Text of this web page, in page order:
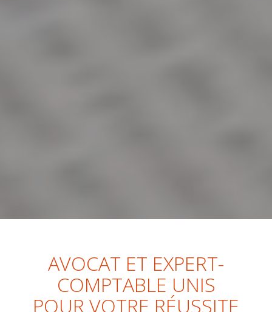
AVOCAT ET EXPERT-
COMPTABLE UNIS
POUR VOTRE RÉUSSITE